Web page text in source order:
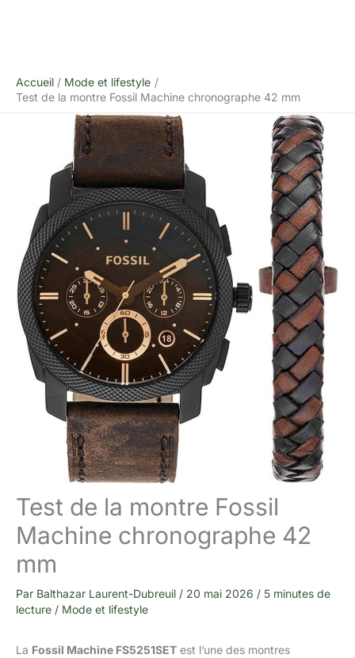
Accueil
Mode et lifestyle
Test de la montre Fossil Machine chronographe 42 mm
Test de la montre Fossil
Machine chronographe 42
mm
Par Balthazar Laurent-Dubreuil / 20 mai 2026 / 5 minutes de
lecture / Mode et lifestyle
La Fossil Machine FS5251SET est l’une des montres